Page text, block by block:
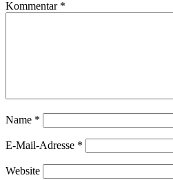
Kommentar *
Name *
E-Mail-Adresse *
Website